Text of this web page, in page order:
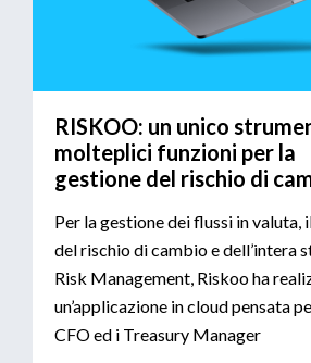
RISKOO: un unico
molteplici funzioni per la
gestione del rischio di
Per la gestione dei flussi in
del rischio di cambio e dell’intera
Risk Management, Riskoo ha
un’applicazione in cloud pensata
CFO ed i Treasury Manager